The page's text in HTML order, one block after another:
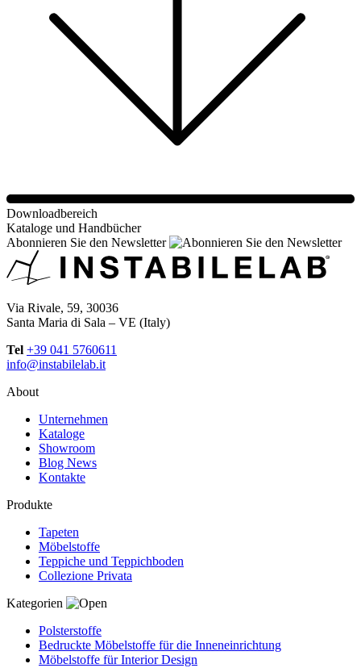
Downloadbereich
Kataloge und Handbücher
Abonnieren Sie den Newsletter
Via Rivale, 59, 30036
Santa Maria di Sala – VE (Italy)
Tel +39 041 5760611
info@instabilelab.it
About
Unternehmen
Kataloge
Showroom
Blog News
Kontakte
Produkte
Tapeten
Möbelstoffe
Teppiche und Teppichboden
Collezione Privata
Kategorien
Polsterstoffe
Bedruckte Möbelstoffe für die Inneneinrichtung
Möbelstoffe für Interior Design